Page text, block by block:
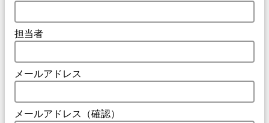
担当者
メールアドレス
メールアドレス（確認）